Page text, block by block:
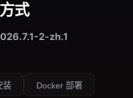
式
2-zh.1
装 Docker 部署